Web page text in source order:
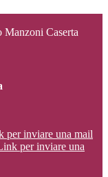
Manzoni Caserta
per inviare una mail
per inviare una